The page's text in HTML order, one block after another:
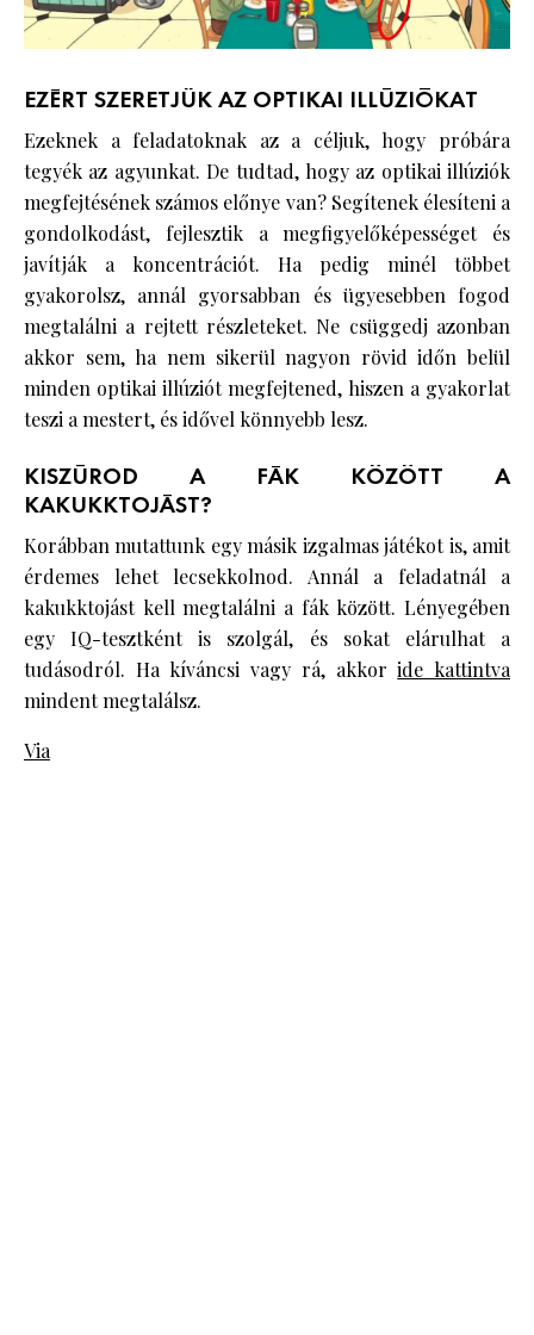
EZÉRT SZERETJÜK AZ OPTIKAI ILLÚZIÓKAT
Ezeknek a feladatoknak az a céljuk, hogy próbára
tegyék az agyunkat. De tudtad, hogy az optikai illúziók
megfejtésének számos előnye van? Segítenek élesíteni a
gondolkodást, fejlesztik a megfigyelőképességet és
javítják a koncentrációt. Ha pedig minél többet
gyakorolsz, annál gyorsabban és ügyesebben fogod
megtalálni a rejtett részleteket. Ne csüggedj azonban
akkor sem, ha nem sikerül nagyon rövid időn belül
minden optikai illúziót megfejtened, hiszen a gyakorlat
teszi a mestert, és idővel könnyebb lesz.
KISZÚROD A FÁK KÖZÖTT A
KAKUKKTOJÁST?
Korábban mutattunk egy másik izgalmas játékot is, amit
érdemes lehet lecsekkolnod. Annál a feladatnál a
kakukktojást kell megtalálni a fák között. Lényegében
egy IQ-tesztként is szolgál, és sokat elárulhat a
tudásodról. Ha kíváncsi vagy rá, akkoride kattintva
mindent megtalálsz.
Via